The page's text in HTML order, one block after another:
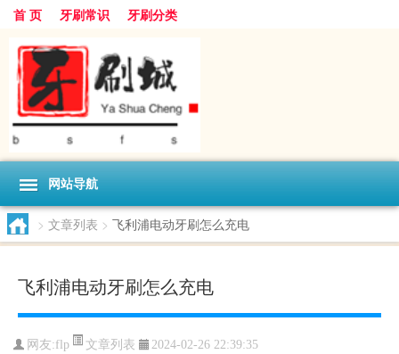
首 页 牙刷常识 牙刷分类
网站导航
> 文章列表 > 飞利浦电动牙刷怎么充电
飞利浦电动牙刷怎么充电
网友:flp 文章列表 2024-02-26 22:39:35